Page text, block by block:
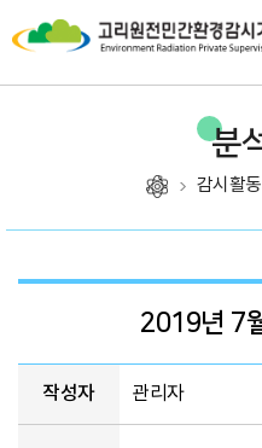
분
감시활
제목, 작성자, 작성일,
2019년 7
작성자 관리자